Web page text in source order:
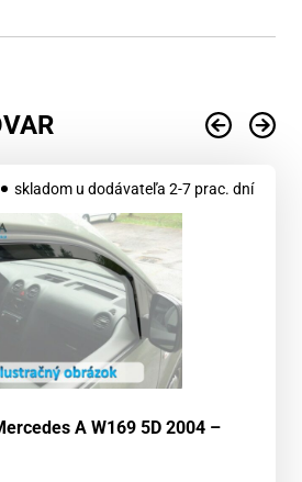
skladom u dodávateľa 2-7 prac. dní
A W169 5D 2004 –